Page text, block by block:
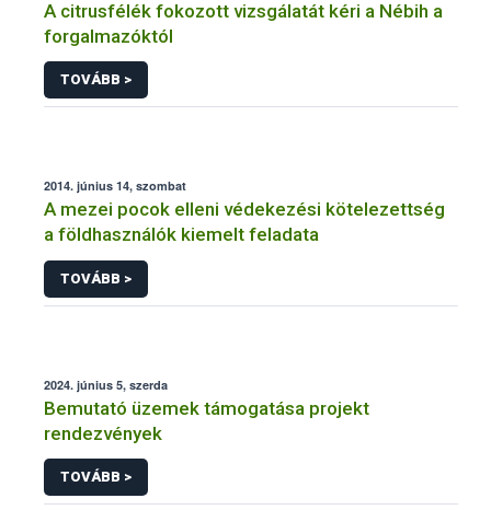
A citrusfélék fokozott vizsgálatát kéri a Nébih a
forgalmazóktól
TOVÁBB >
2014. június 14, szombat
A mezei pocok elleni védekezési kötelezettség
a földhasználók kiemelt feladata
TOVÁBB >
2024. június 5, szerda
Bemutató üzemek támogatása projekt
rendezvények
TOVÁBB >